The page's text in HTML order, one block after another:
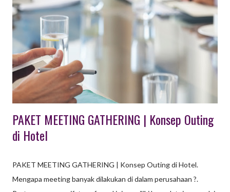
memanfaatkan lahan pertanian atau perkebunan sebagai daya
tarik utama. Pengunjung dapat belajar tentang proses
pertanian, memetik buah langsung dari pohonnya, atau
berinteraksi dengan hewan ternak. baca juga : Paket Outbound
1 Hari di Bandung, Pilihan Seru untuk Gathering Banyak tempat
wisata kini menggabungkan kedua konsep ini. Pengunjung dapat
menikmati keg...
PAKET MEETING GATHERING | Konsep Outing
di Hotel
PAKET MEETING GATHERING | Konsep Outing di Hotel.
Mengapa meeting banyak dilakukan di dalam perusahaan ?.